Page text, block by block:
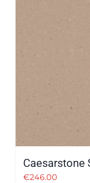
Caesarstone
€246.00